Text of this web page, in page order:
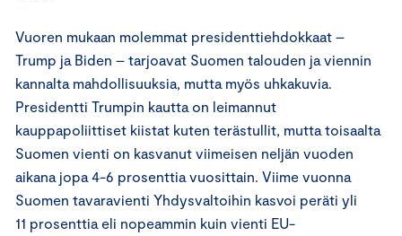
Vuoren mukaan molemmat presidenttiehdokkaat –
Trump ja Biden – tarjoavat Suomen talouden ja viennin
kannalta mahdollisuuksia, mutta myös uhkakuvia.
Presidentti Trumpin kautta on leimannut
kauppapoliittiset kiistat kuten terästullit, mutta toisaalta
Suomen vienti on kasvanut viimeisen neljän vuoden
aikana jopa 4-6 prosenttia vuosittain. Viime vuonna
Suomen tavaravienti Yhdysvaltoihin kasvoi peräti yli
11 prosenttia eli nopeammin kuin vienti EU-